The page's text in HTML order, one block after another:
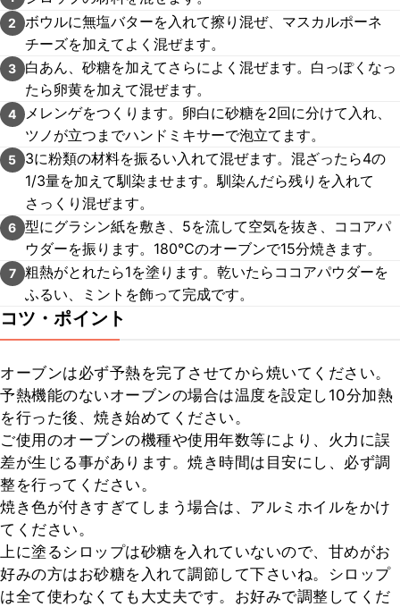
2
ボウルに無塩バターを入れて擦り混ぜ、マスカルポーネ
チーズを加えてよく混ぜます。
3
白あん、砂糖を加えてさらによく混ぜます。白っぽくなっ
たら卵黄を加えて混ぜます。
4
メレンゲをつくります。卵白に砂糖を2回に分けて入れ、
ツノが立つまでハンドミキサーで泡立てます。
5
3に粉類の材料を振るい入れて混ぜます。混ざったら4の
1/3量を加えて馴染ませます。馴染んだら残りを入れて
さっくり混ぜます。
6 型にグラシン紙を敷き、5を流して空気を抜き、ココアパ
ウダーを振ります。180℃のオーブンで15分焼きます。
7 粗熱がとれたら1を塗ります。乾いたらココアパウダーを
ふるい、ミントを飾って完成です。
コツ・ポイント
オーブンは必ず予熱を完了させてから焼いてください。
予熱機能のないオーブンの場合は温度を設定し10分加熱
を行った後、焼き始めてください。
ご使用のオーブンの機種や使用年数等により、火力に誤
差が生じる事があります。焼き時間は目安にし、必ず調
整を行ってください。
焼き色が付きすぎてしまう場合は、アルミホイルをかけ
てください。
上に塗るシロップは砂糖を入れていないので、甘めがお
好みの方はお砂糖を入れて調節して下さいね。シロップ
は全て使わなくても大丈夫です。お好みで調整してくだ